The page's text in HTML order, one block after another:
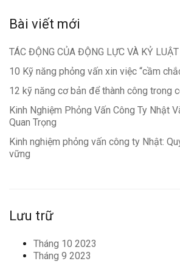
Bài viết mới
TÁC ĐỘNG CỦA ĐỘNG LỰC VÀ KỶ LUẬT
10 Kỹ năng phỏng vấn xin việc “cầm
12 kỹ năng cơ bản để thành công trong
Kinh Nghiệm Phỏng Vấn Công Ty Nhật
Quan Trọng
Kinh nghiệm phỏng vấn công ty Nhật:
vững
Lưu trữ
Tháng 10 2023
Tháng 9 2023